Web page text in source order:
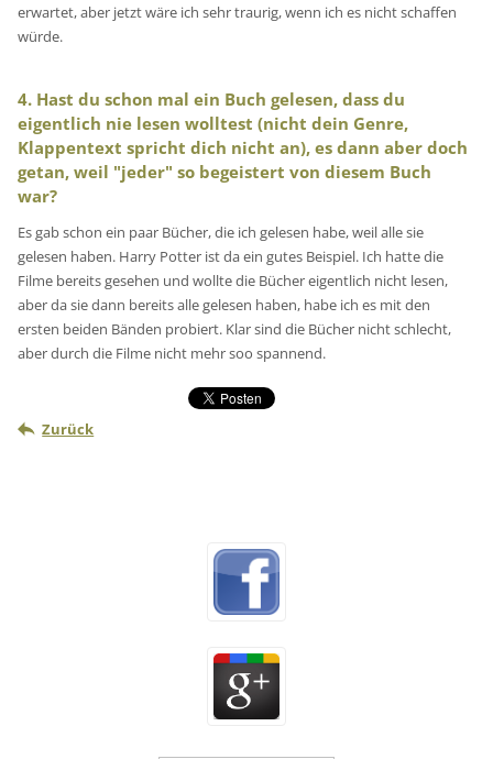
erwartet, aber jetzt wäre ich sehr traurig, wenn ich es nicht schaffen
würde.
4. Hast du schon mal ein Buch gelesen, dass du
eigentlich nie lesen wolltest (nicht dein Genre,
Klappentext spricht dich nicht an), es dann aber doch
getan, weil "jeder" so begeistert von diesem Buch
war?
Es gab schon ein paar Bücher, die ich gelesen habe, weil alle sie
gelesen haben. Harry Potter ist da ein gutes Beispiel. Ich hatte die
Filme bereits gesehen und wollte die Bücher eigentlich nicht lesen,
aber da sie dann bereits alle gelesen haben, habe ich es mit den
ersten beiden Bänden probiert. Klar sind die Bücher nicht schlecht,
aber durch die Filme nicht mehr soo spannend.
Zurück